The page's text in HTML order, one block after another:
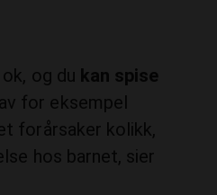
og du kan spise
for eksempel
forårsaker kolikk,
hos barnet, sier